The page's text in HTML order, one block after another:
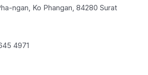
ngan, Ko Phangan, 84280 Surat
4971